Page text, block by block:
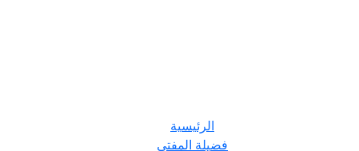
الرئيسية
فضيلة المفتى